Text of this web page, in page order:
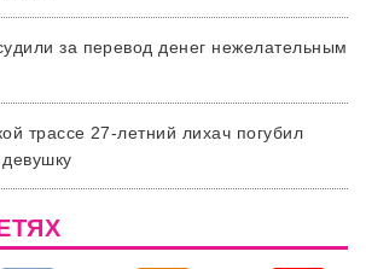
за перевод денег нежелательным
трассе 27-летний лихач погубил